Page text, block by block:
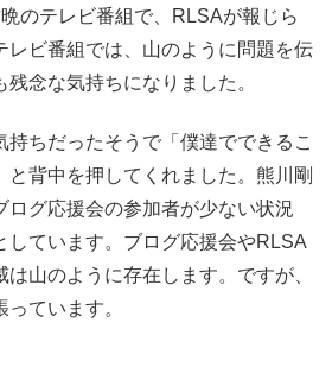
のテレビ番組で、RLSAが報じら
レビ番組では、山のように問題を伝
念な気持ちになりました。
持ちだったそうで「僕達でできるこ
と背中を押してくれました。熊川剛
ログ応援会の参加者が少ない状況
しています。ブログ応援会やRLSA
山のように存在します。ですが、
ています。